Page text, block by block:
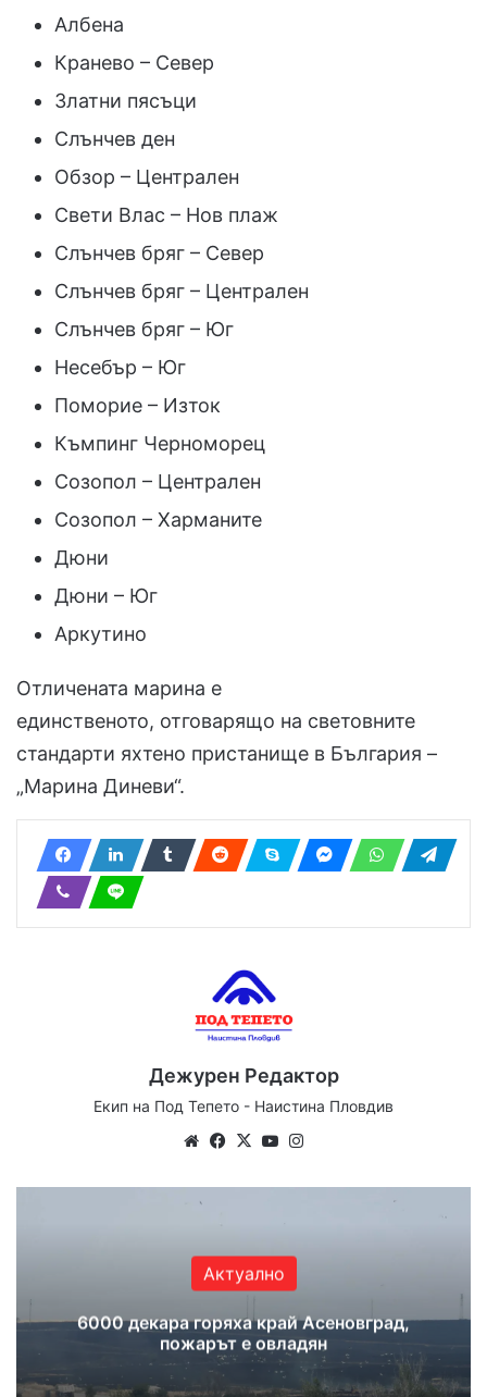
Албена
Кранево – Север
Златни пясъци
Слънчев ден
Обзор – Централен
Свети Влас – Нов плаж
Слънчев бряг – Север
Слънчев бряг – Централен
Слънчев бряг – Юг
Несебър – Юг
Поморие – Изток
Къмпинг Черноморец
Созопол – Централен
Созопол – Харманите
Дюни
Дюни – Юг
Аркутино
Отличената марина е
единственото, отговарящо на световните
стандарти яхтено пристанище в България –
„Марина Диневи“.
Дежурен Редактор
Екип на Под Тепето - Наистина Пловдив
We
te
Fa
bo
X
Yo
ub ra
Актуално
6000 декара горяха край Асеновград,
пожарът е овладян